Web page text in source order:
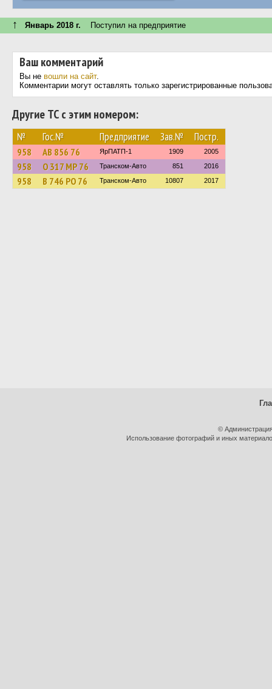
↑ Январь 2018 г. Поступил на предприятие
Ваш комментарий
Вы не вошли на сайт.
Комментарии могут оставлять только зарегистрированные
Другие ТС с этим номером:
№ Гос.№ Предприятие Зав.№ Постр.
958 АВ 856 76 ЯрПАТП-1 1909 2005
958 О 317 МР 76 Транском-Авто 851 2016
958 В 746 РО 76 Транском-Авто 10807 2017
©
Использование фотографий и иных